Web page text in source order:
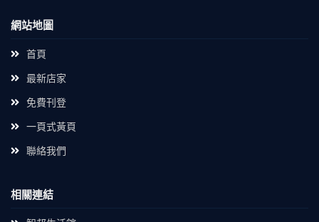
網站地圖
首頁
最新店家
免費刊登
一頁式黃頁
聯絡我們
相關連結